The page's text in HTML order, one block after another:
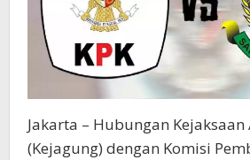
Jakarta – Hubungan Kejaksaan
(Kejagung) dengan Komisi